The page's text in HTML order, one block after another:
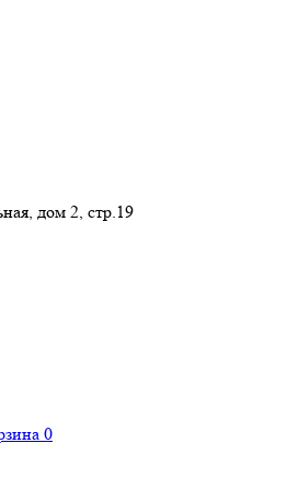
дом 2, стр.19
0